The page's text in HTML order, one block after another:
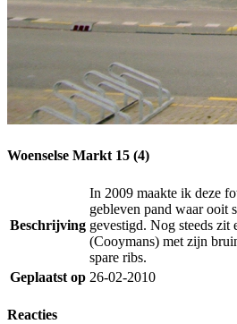
Woenselse Markt 15 (4)
Beschrijving
In 2009 maakte ik deze
gebleven pand waar ooit
gevestigd. Nog steeds zit
(Cooymans) met zijn
spare ribs.
Geplaatst op 26-02-2010
Reacties